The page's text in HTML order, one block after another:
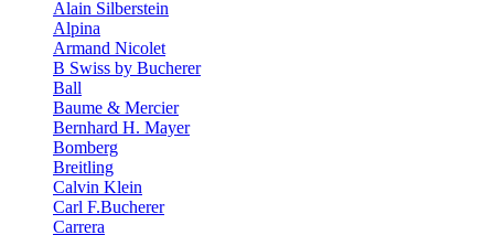
Alain Silberstein
Alpina
Armand Nicolet
B Swiss by Bucherer
Ball
Baume & Mercier
Bernhard H. Mayer
Bomberg
Breitling
Calvin Klein
Carl F.Bucherer
Carrera